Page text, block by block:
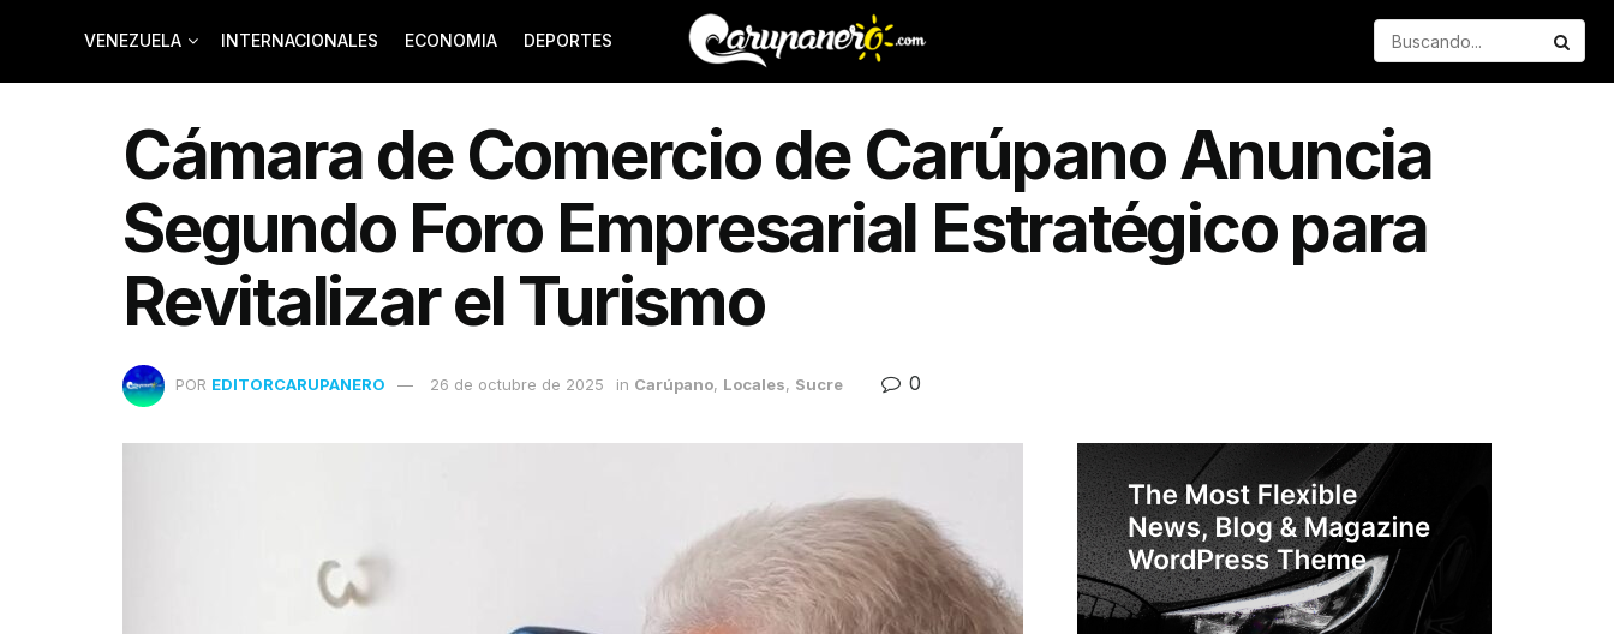
VENEZUELA INTERNACIONALES ECONOMIA DEPORTES
Cámara de Comercio de Carúpano Anuncia
Segundo Foro Empresarial Estratégico para
Revitalizar el Turismo
POR EDITORCARUPANERO 26 de octubre de 2025 in Carúpano, Locales, Sucre 0